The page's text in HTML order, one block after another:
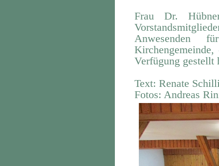
Frau Dr.
Anwesenden
Verfügung gestellt
Text: Renate
Fotos: Andreas